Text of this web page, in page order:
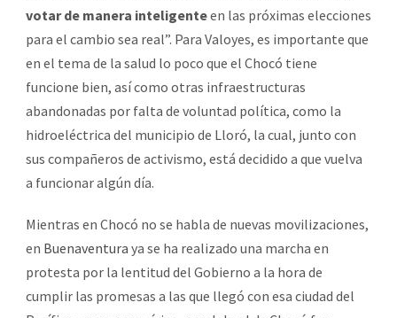
votar de manera inteligenteen las próximas elecciones
para el cambio sea real”. Para Valoyes, es importante que
en el tema de la salud lo poco que el Chocó tiene
funcione bien, así como otras infraestructuras
abandonadas por falta de voluntad política, como la
hidroeléctrica del municipio de Lloró, la cual, junto con
sus compañeros de activismo, está decidido a que vuelva
a funcionar algún día.
Mientras en Chocó no se habla de nuevas movilizaciones,
en Buenaventura ya se ha realizado una marcha en
protesta por la lentitud del Gobierno a la hora de
cumplir las promesas a las que llegó con esa ciudad del